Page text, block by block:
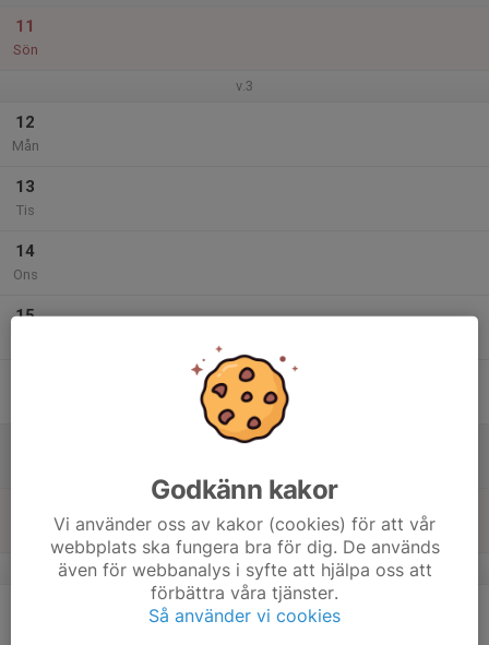
11
Sön
v.3
12
Mån
13
Tis
14
Ons
15
v.4
Godkänn kakor
Vi använder oss av kakor (cookies) för att vår
webbplats ska fungera bra för dig. De används
även för webbanalys i syfte att hjälpa oss att
förbättra våra tjänster.
Så använder vi cookies